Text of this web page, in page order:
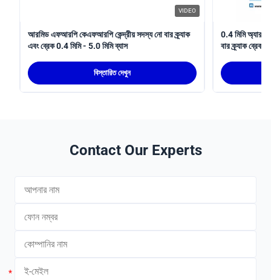
VIDEO
আরমিড এফআরপি কেএফআরপি কেন্দ্রীয় সদস্য নো বার ক্র্যাক
এবং ব্রেক 0.4 মিমি - 5.0 মিমি ব্যাস
বিস্তারিত দেখুন
0.4 মিমি
বার ক্র্যাক
Contact Our Experts
*